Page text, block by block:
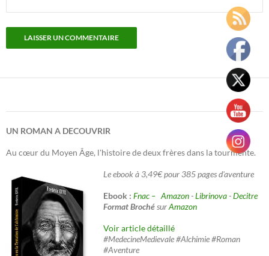
UN ROMAN A DECOUVRIR
Au cœur du Moyen Âge, l'histoire de deux frères dans la tourmente.
Le ebook à 3,49€ pour 385 pages d'aventure
Ebook : Fnac – Amazon-Librinova-Decitre
Format BrochésurAmazon
Voir article détaillé
#MedecineMedievale #Alchimie #Roman
#Aventure